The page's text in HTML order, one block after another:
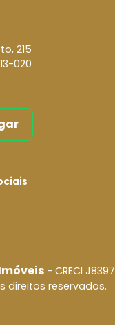
215
020
- CRECI J8397
direitos reservados.